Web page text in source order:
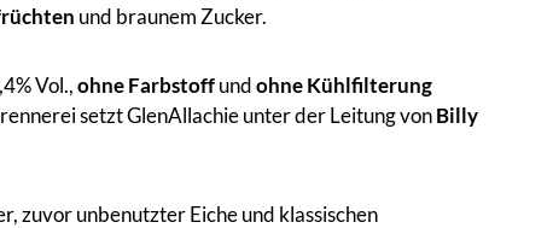
und braunem Zucker.
Vol.,ohne Farbstoffundohne Kühlfilterung
setzt GlenAllachie unter der Leitung vonBilly
zuvor unbenutzter Eiche und klassischen